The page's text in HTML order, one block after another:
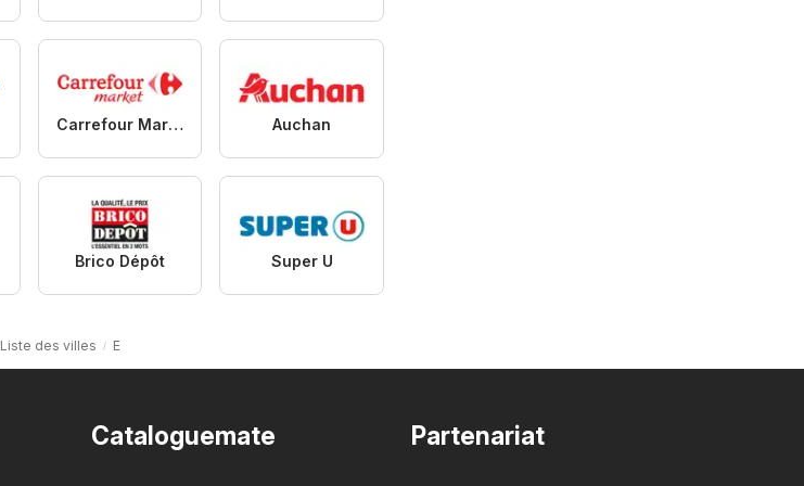
Carrefour Market Auchan
Brico Dépôt Super U
Liste des villes E
Cataloguemate Partenariat